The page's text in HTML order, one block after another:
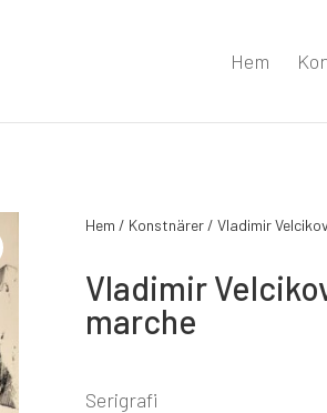
Hem
Hem / Konstnärer/ Vladimir
Vladimir
marche
Serigrafi